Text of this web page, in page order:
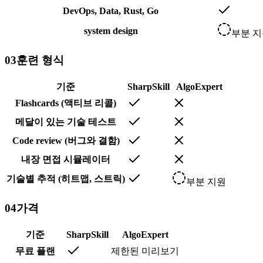
DevOps, Data, Rust, Go
system design
부분 지
03훈련 형식
기준 SharpSkill
AlgoExpert
Flashcards (액티브 리콜)
메달이 있는 기술 테스트
Code review (버그와 결함)
내장 면접 시뮬레이터
기술별 추적 (히트맵, 스트릭)
부분 지원
04가격
기준 SharpSkill
AlgoExpert
무료 플랜
제한된 미리보기